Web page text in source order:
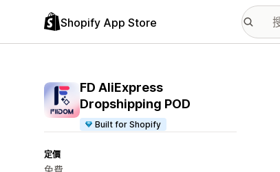
Shopify App Store
FD AliExpress
Dropshipping POD
Built for Shopify
定價
免費